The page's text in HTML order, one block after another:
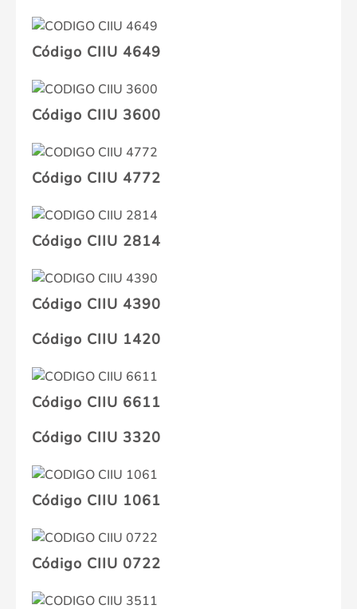
Código CIIU 4649
Código CIIU 3600
Código CIIU 4772
Código CIIU 2814
Código CIIU 4390
Código CIIU 1420
Código CIIU 6611
Código CIIU 3320
Código CIIU 1061
Código CIIU 0722